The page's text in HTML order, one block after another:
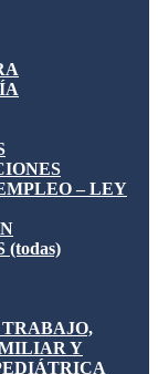
– LEY
(todas)
Y